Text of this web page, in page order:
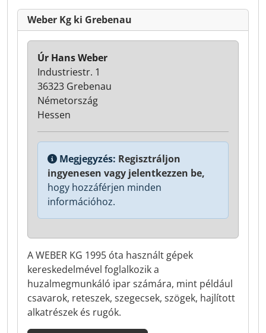
Weber Kg ki Grebenau
A WEBER KG 1995 óta használt gépek
kereskedelmével foglalkozik a
huzalmegmunkáló ipar számára, mint például
csavarok, reteszek, szegecsek, szögek, hajlított
alkatrészek és rugók.
Úr Hans Weber
Industriestr. 1
36323 Grebenau
Németország
Hessen
Megjegyzés: Regisztráljon
ingyenesen vagy jelentkezzen be,
hogy hozzáférjen minden
információhoz.